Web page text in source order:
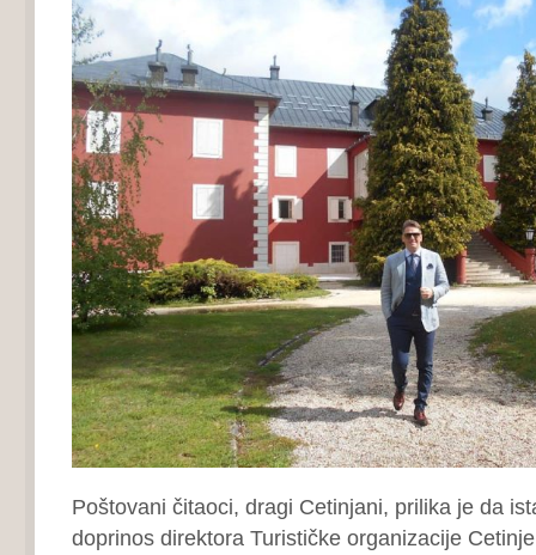
Poštovani čitaoci, dragi Cetinjani, prilika je da
doprinos direktora Turističke organizacije